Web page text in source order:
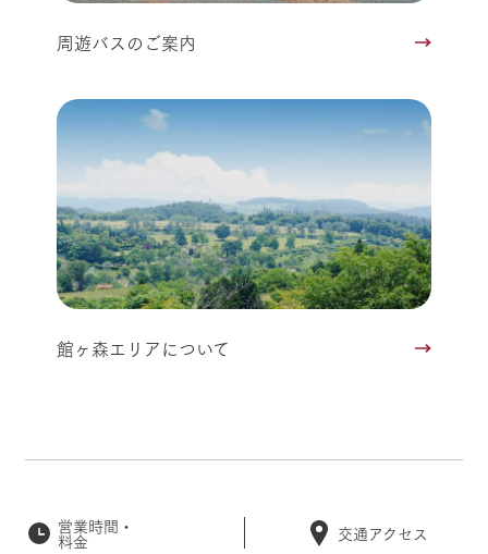
周遊バスのご案内
館ヶ森エリアについて
営業時間・
料金 交通アクセス